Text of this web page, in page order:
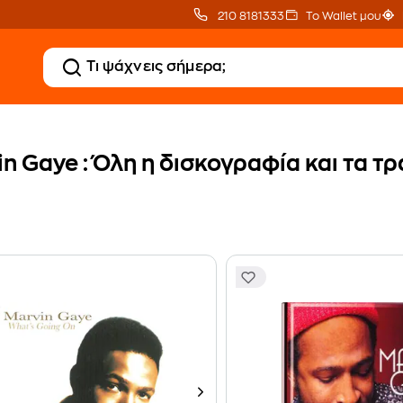
210 8181333 Το Wallet μου
Gaye : Όλη η δισκογραφία και τα